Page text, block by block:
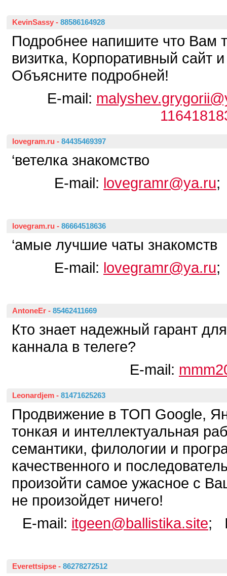
KevinSassy - 88586164928
Подробнее напишите что Вам
визитка, Корпоративный сайт и
Объясните подробней!
E-mail:
lovegram.ru - 84435469397
‘ветелка знакомство
E-mail: lovegramr@ya.ru;
lovegram.ru - 86664518636
‘амые лучшие чаты знакомств
E-mail: lovegramr@ya.ru;
AntoneEr - 85462411669
Кто знает надежный гарант
каннала в телеге?
E-mail:
Leonardjem - 81471625263
Продвижение в ТОП Google,
тонкая и интеллектуальная
семантики, филологии и
качественного и
произойти самое ужасное с
не произойдет ничего!
E-mail: itgeen@ballistika.site;
Everettsipse - 86278272512